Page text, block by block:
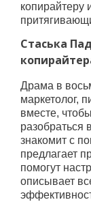
копирайтеру
Стаська
Драма в
маркетолог,
вместе,
разобраться
знакомит с
предлагает
помогут
описывает